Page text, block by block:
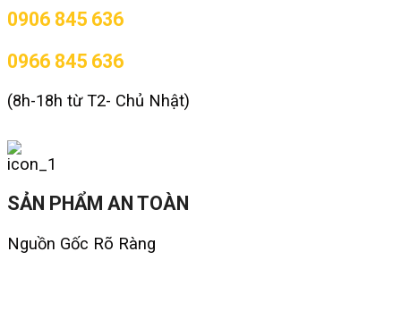
0906 845 636
0966 845 636
(8h-18h từ T2- Chủ Nhật)
SẢN PHẨM AN TOÀN
Nguồn Gốc Rõ Ràng